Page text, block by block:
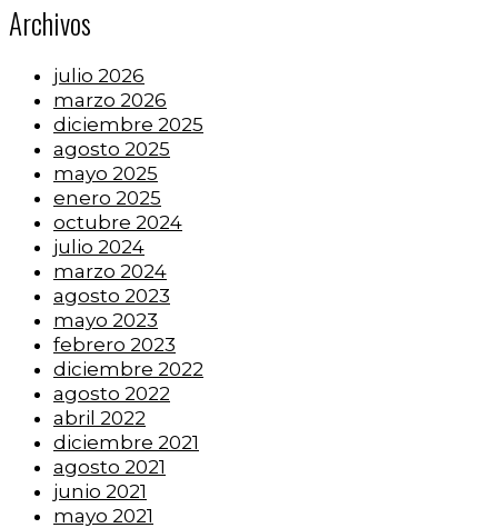
Archivos
julio 2026
marzo 2026
diciembre 2025
agosto 2025
mayo 2025
enero 2025
octubre 2024
julio 2024
marzo 2024
agosto 2023
mayo 2023
febrero 2023
diciembre 2022
agosto 2022
abril 2022
diciembre 2021
agosto 2021
junio 2021
mayo 2021